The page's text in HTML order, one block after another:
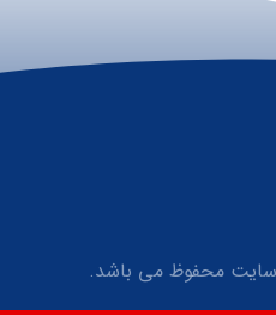
محفوظ می باشد.